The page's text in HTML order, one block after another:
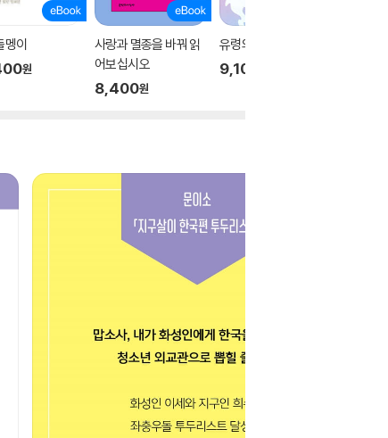
멩이
원
사랑과 멸종을 바꿔 읽
어보십시오
8,400원
유령의 마음으로
9,100